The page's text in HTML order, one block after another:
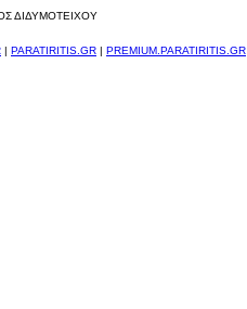
ΔΙΔΥΜΟΤΕΙΧΟΥ
| PARATIRITIS.GR | PREMIUM.PARATIRITIS.GR